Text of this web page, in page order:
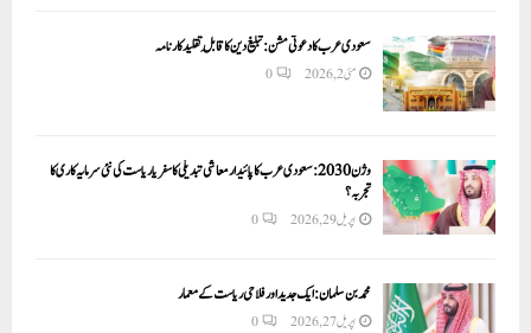
سعودی عرب کا دعوتی مشن: تبلیغ دین کا قابلِ تقلید کارنامہ
مئی 2, 2026 0
وژن 2030:سعودی عرب کا پائیدار معاشی تبدیلی کا سفر یا ریاست کی نئی سرمایہ کاری کا
تجربہ؟
اپریل 29, 2026 0
محمد بن سلمان: ایک جدید اور فلاحی ریاست کے معمار
اپریل 27, 2026 0